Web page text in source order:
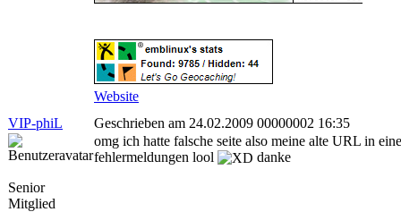
Website
VIP-phiL
Geschrieben am 24.02.2009 00000002 16:35
Senior
Mitglied
omg ich hatte falsche seite also meine alte URL in
fehlermeldungen lool
danke